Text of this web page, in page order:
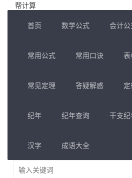
帮计算
首页
数学公式 会计
常用公式 常用口诀
常见定理 答疑解惑
纪年 纪年查询 干支
汉字 成语大全